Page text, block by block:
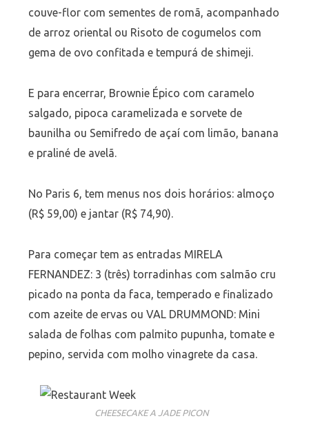
couve-flor com sementes de romã, acompanhado
de arroz oriental ou Risoto de cogumelos com
gema de ovo confitada e tempurá de shimeji.
E para encerrar, Brownie Épico com caramelo
salgado, pipoca caramelizada e sorvete de
baunilha ou Semifredo de açaí com limão, banana
e praliné de avelã.
No Paris 6, tem menus nos dois horários: almoço
(R$ 59,00) e jantar (R$ 74,90).
Para começar tem as entradas MIRELA
FERNANDEZ: 3 (três) torradinhas com salmão cru
picado na ponta da faca, temperado e finalizado
com azeite de ervas ou VAL DRUMMOND: Mini
salada de folhas com palmito pupunha, tomate e
pepino, servida com molho vinagrete da casa.
CHEESECAKE A JADE PICON